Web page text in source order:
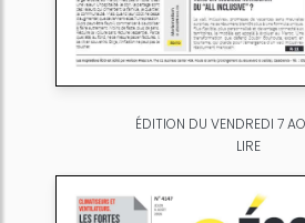
ÉDITION DU VENDREDI 7
LIRE